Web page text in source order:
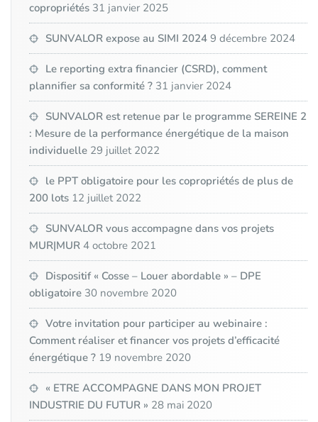
copropriétés 31 janvier 2025
SUNVALOR expose au SIMI 2024 9 décembre 2024
Le reporting extra financier (CSRD), comment
plannifier sa conformité ? 31 janvier 2024
SUNVALOR est retenue par le programme SEREINE 2
: Mesure de la performance énergétique de la maison
individuelle 29 juillet 2022
le PPT obligatoire pour les copropriétés de plus de
200 lots 12 juillet 2022
SUNVALOR vous accompagne dans vos projets
MUR|MUR 4 octobre 2021
Dispositif « Cosse – Louer abordable » – DPE
obligatoire 30 novembre 2020
Votre invitation pour participer au webinaire :
Comment réaliser et financer vos projets d’efficacité
énergétique ? 19 novembre 2020
« ETRE ACCOMPAGNE DANS MON PROJET
INDUSTRIE DU FUTUR » 28 mai 2020